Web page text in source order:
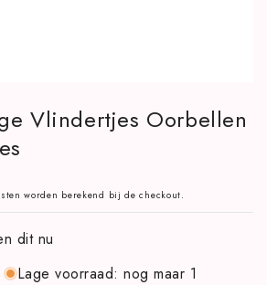
Vlindertjes Oorbellen
worden berekend bij de checkout.
dit nu
Lage voorraad: nog maar 1